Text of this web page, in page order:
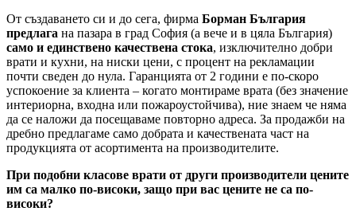
От създаването си и до сега, фирма Борман България
предлага на пазара в град София (а вече и в цяла България)
само и единствено качествена стока, изключително добри
врати и кухни, на ниски цени, с процент на рекламации
почти сведен до нула. Гаранцията от 2 години е по-скоро
успокоение за клиента – когато монтираме врата (без значение
интериорна, входна или пожароустойчива), ние знаем че няма
да се наложи да посещаваме повторно адреса. За продажби на
дребно предлагаме само добрата и качествената част на
продукцията от асортимента на производителите.
При подобни класове врати от други производители цените
им са малко по-високи, защо при вас цените не са по-
високи?